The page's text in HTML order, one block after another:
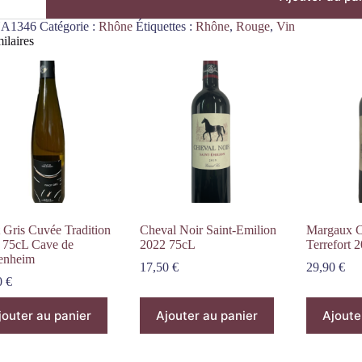
Catégorie : Rhône Étiquettes : Rhône, Rouge, Vin
Gris Cuvée Tradition
75cL Cave de
€
au panier
Cheval Noir Saint-Emilion
2022 75cL
17,50€
Ajouter au panier
Margaux
Terrefort
29,90€